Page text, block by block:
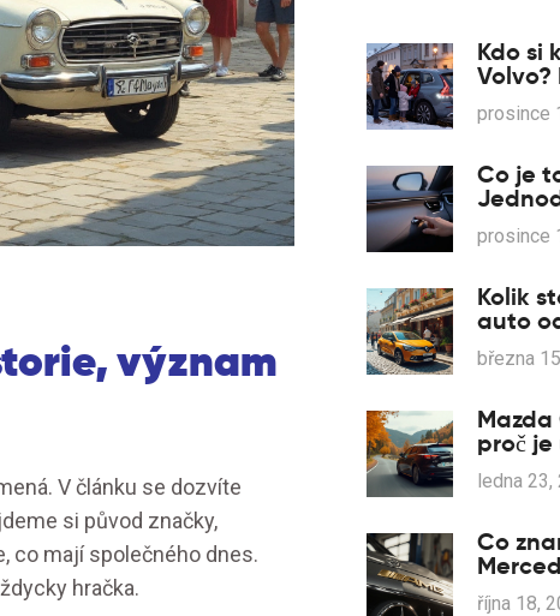
význam
V článku se dozvíte
si původ značky,
co mají společného dnes.
hračka.
Kdo si
Volvo?
čeští
prosince
Co je
pro
prosince
Kolik
auto
března
Mazda
proč
ledna 23,
Co
října 18,